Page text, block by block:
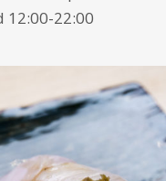
12:00-22:00